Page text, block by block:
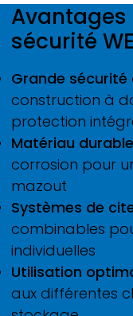
Avantages
sécurité
Grande
construction à
protection
Matériau
corrosion pour
mazout
Systèmes de
combinables
individuelles
Utilisation
aux différentes